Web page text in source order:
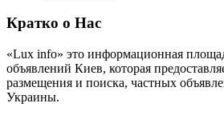
Кратко о Нас
«Lux info» это информационная
объявлений Киев, которая
размещения и поиска, частных
Украины.